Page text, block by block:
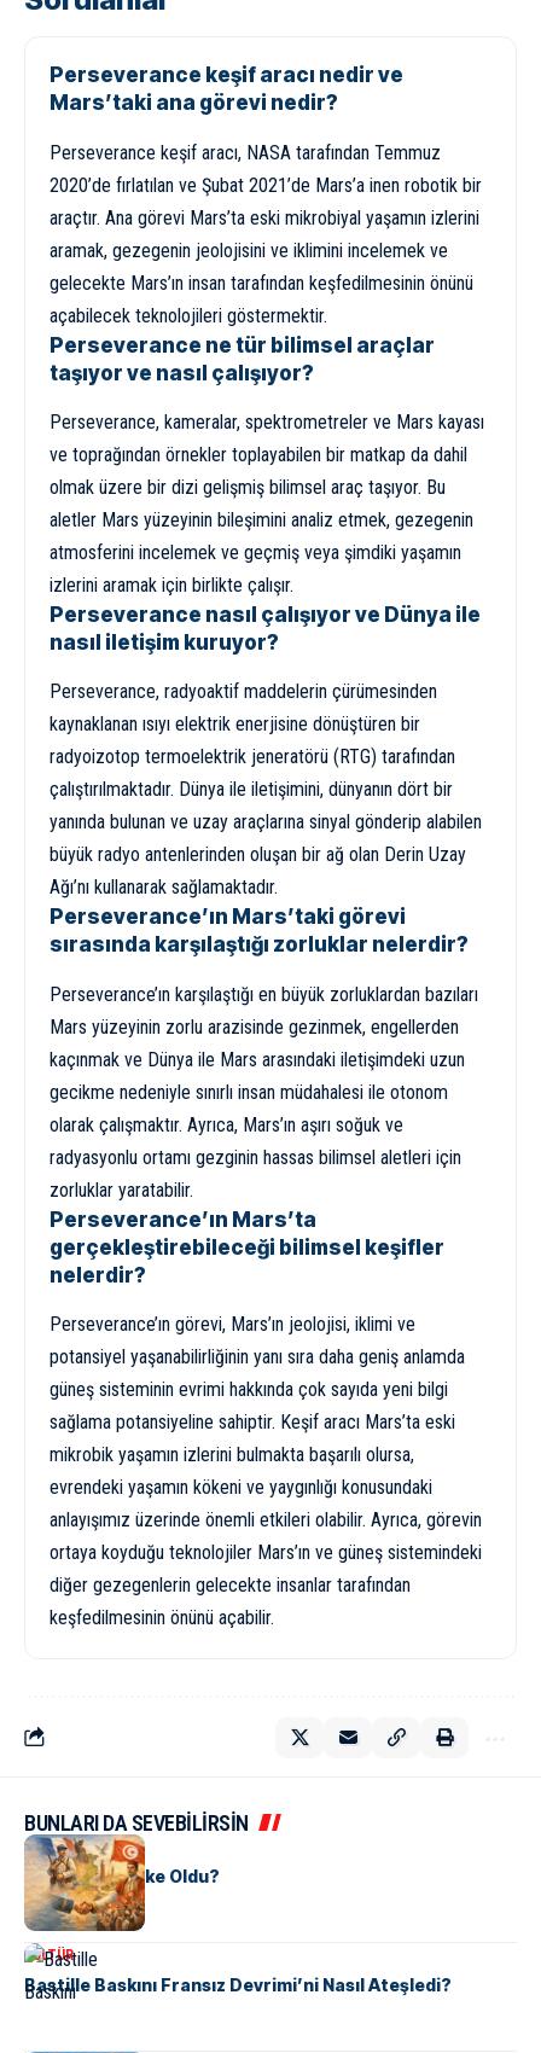
Perseverance keşif aracı nedir ve
Mars’taki ana görevi nedir?
Perseverance keşif aracı, NASA tarafından Temmuz
2020’de fırlatılan ve Şubat 2021’de Mars’a inen robotik bir
araçtır. Ana görevi Mars’ta eski mikrobiyal yaşamın izlerini
aramak, gezegenin jeolojisini ve iklimini incelemek ve
gelecekte Mars’ın insan tarafından keşfedilmesinin önünü
açabilecek teknolojileri göstermektir.
Perseverance ne tür bilimsel araçlar
taşıyor ve nasıl çalışıyor?
Perseverance, kameralar, spektrometreler ve Mars kayası
ve toprağından örnekler toplayabilen bir matkap da dahil
olmak üzere bir dizi gelişmiş bilimsel araç taşıyor. Bu
aletler Mars yüzeyinin bileşimini analiz etmek, gezegenin
atmosferini incelemek ve geçmiş veya şimdiki yaşamın
izlerini aramak için birlikte çalışır.
Perseverance nasıl çalışıyor ve Dünya ile
nasıl iletişim kuruyor?
Perseverance, radyoaktif maddelerin çürümesinden
kaynaklanan ısıyı elektrik enerjisine dönüştüren bir
radyoizotop termoelektrik jeneratörü (RTG) tarafından
çalıştırılmaktadır. Dünya ile iletişimini, dünyanın dört bir
yanında bulunan ve uzay araçlarına sinyal gönderip alabilen
büyük radyo antenlerinden oluşan bir ağ olan Derin Uzay
Ağı’nı kullanarak sağlamaktadır.
Perseverance’ın Mars’taki görevi
sırasında karşılaştığı zorluklar nelerdir?
Perseverance’ın karşılaştığı en büyük zorluklardan bazıları
Mars yüzeyinin zorlu arazisinde gezinmek, engellerden
kaçınmak ve Dünya ile Mars arasındaki iletişimdeki uzun
gecikme nedeniyle sınırlı insan müdahalesi ile otonom
olarak çalışmaktır. Ayrıca, Mars’ın aşırı soğuk ve
radyasyonlu ortamı gezginin hassas bilimsel aletleri için
zorluklar yaratabilir.
Perseverance’ın Mars’ta
gerçekleştirebileceği bilimsel keşifler
nelerdir?
Perseverance’ın görevi, Mars’ın jeolojisi, iklimi ve
potansiyel yaşanabilirliğinin yanı sıra daha geniş anlamda
güneş sisteminin evrimi hakkında çok sayıda yeni bilgi
sağlama potansiyeline sahiptir. Keşif aracı Mars’ta eski
mikrobik yaşamın izlerini bulmakta başarılı olursa,
evrendeki yaşamın kökeni ve yaygınlığı konusundaki
anlayışımız üzerinde önemli etkileri olabilir. Ayrıca, görevin
ortaya koyduğu teknolojiler Mars’ın ve güneş sistemindeki
diğer gezegenlerin gelecekte insanlar tarafından
keşfedilmesinin önünü açabilir.
BUNLARI DA SEVEBİLİRSİN
KÜLTÜR
Tunus Nasıl Ülke Oldu?
KÜLTÜR
Bastille Baskını Fransız Devrimi’ni Nasıl Ateşledi?